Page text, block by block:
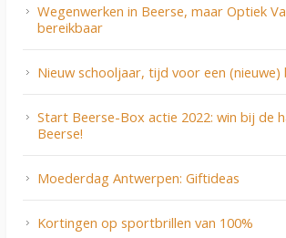
Wegenwerken in Beerse, maar Optiek
bereikbaar
Nieuw schooljaar, tijd voor een (nieuwe)
Start Beerse-Box actie 2022: win bij de
Beerse!
Moederdag Antwerpen: Giftideas
Kortingen op sportbrillen van 100%